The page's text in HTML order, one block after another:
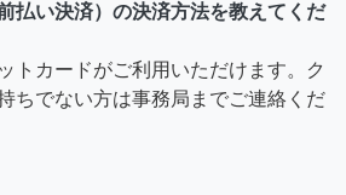
払い決済）の決済方法を教えてくだ
トカードがご利用いただけます。ク
ちでない方は事務局までご連絡くだ